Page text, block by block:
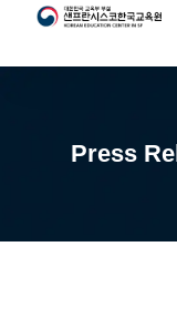
Press